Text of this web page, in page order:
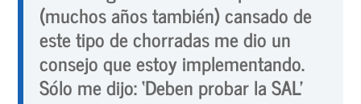
(muchos años también) cansado de
este tipo de chorradas me dio un
consejo que estoy implementando.
Sólo me dijo: ‘Deben probar la SAL’